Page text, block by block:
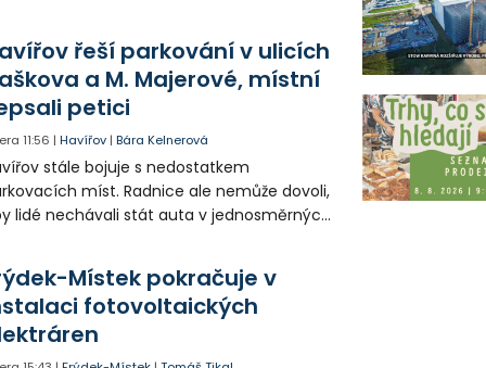
a místostarosta David Kula.
řeší parkování v ulicích
a M. Majerové, místní
petici
11:56 |Havířov |Bára Kelnerová
stále bojuje s nedostatkem
míst. Radnice ale nemůže dovoli,
lidé nechávali stát auta v jednosměrných
někteří obyvatelé rozhodli sepsat petici.
Místek pokračuje v
fotovoltaických